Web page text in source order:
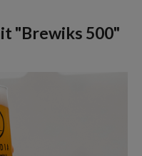
"Brewiks 500"